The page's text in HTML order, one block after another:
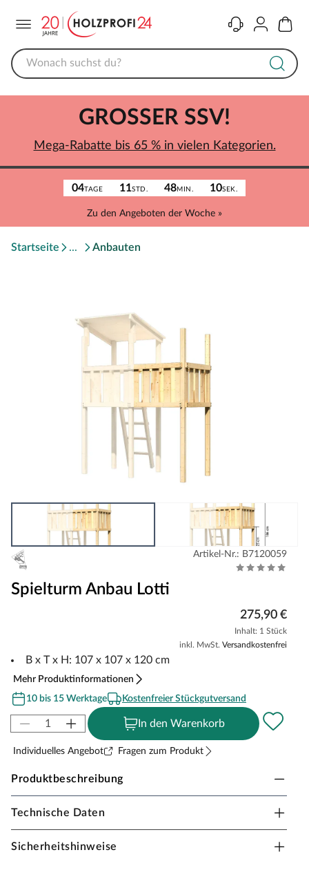
KontaktKonto
04TAGE 11STD. 48MIN. 10SEK.
Zu den Angeboten der Woche »
GROSSER SSV!
Mega-Rabatte bis 65 % in vielen Kategorien.
Startseite Anbauten
Artikel-Nr.: B7120059
Spielturm Anbau Lotti
275,90 €
Inhalt: 1 Stück
inkl. MwSt. Versandkostenfrei
B x T x H: 107 x 107 x 120 cm
Mehr Produktinformationen
10 bis 15 Werktage
Kostenfreier Stückgutversand
In den Warenkorb
Individuelles Angebot Fragen zum Produkt
Produktbeschreibung
KARIBU Spielturm Anbau "Lotti" naturbelassen
Technische Daten
Sicherheitshinweise